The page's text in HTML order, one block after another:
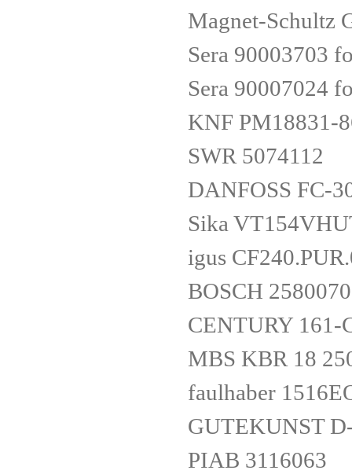
Magnet-Schultz
Sera 90003703
Sera 90007024
KNF PM18831-
SWR 5074112
DANFOSS FC-
Sika
igus
BOSCH
CENTURY 161-
MBS KBR 18
faulhaber
GUTEKUNST
PIAB 3116063